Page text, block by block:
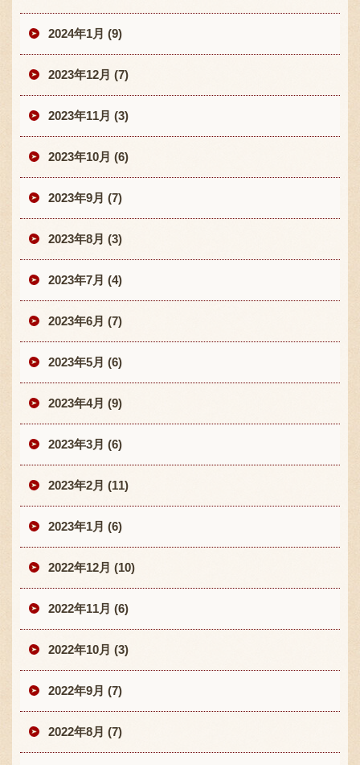
2024年1月 (9)
2023年12月 (7)
2023年11月 (3)
2023年10月 (6)
2023年9月 (7)
2023年8月 (3)
2023年7月 (4)
2023年6月 (7)
2023年5月 (6)
2023年4月 (9)
2023年3月 (6)
2023年2月 (11)
2023年1月 (6)
2022年12月 (10)
2022年11月 (6)
2022年10月 (3)
2022年9月 (7)
2022年8月 (7)